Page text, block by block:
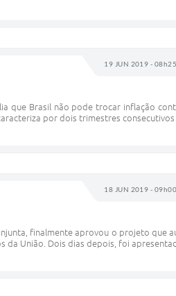
19 JUN 2019 - 08h25
que Brasil não pode trocar inflação
por dois trimestres consecutivos
18 JUN 2019 - 09h00
finalmente aprovou o projeto que
União. Dois dias depois, foi